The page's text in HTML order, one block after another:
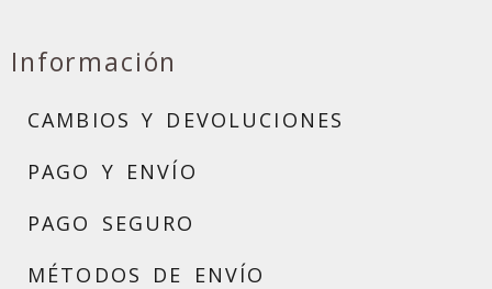
Información
CAMBIOS Y DEVOLUCIONES
PAGO Y ENVÍO
PAGO SEGURO
MÉTODOS DE ENVÍO